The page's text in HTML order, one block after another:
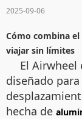
2025-09-06
Cómo combina
viajar sin límites
El
diseñado
hecha de